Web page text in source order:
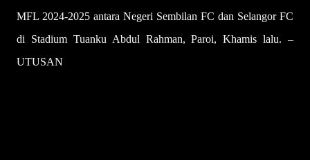
MFL 2024-2025 antara Negeri Sembilan FC dan Selangor FC
di Stadium Tuanku Abdul Rahman, Paroi, Khamis lalu. –
UTUSAN